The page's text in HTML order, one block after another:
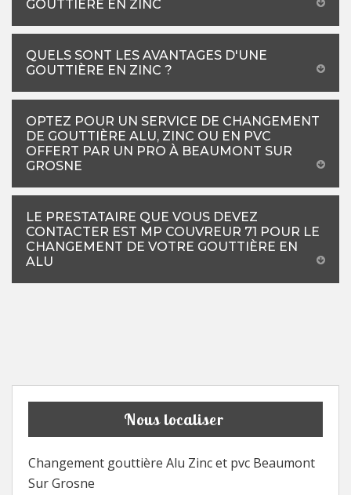
GOUTTIÈRE EN ZINC
QUELS SONT LES AVANTAGES D'UNE
GOUTTIÈRE EN ZINC ?
OPTEZ POUR UN SERVICE DE CHANGEMENT
DE GOUTTIÈRE ALU, ZINC OU EN PVC
OFFERT PAR UN PRO À BEAUMONT SUR
GROSNE
LE PRESTATAIRE QUE VOUS DEVEZ
CONTACTER EST MP COUVREUR 71 POUR LE
CHANGEMENT DE VOTRE GOUTTIÈRE EN
ALU
Nous localiser
Changement gouttière Alu Zinc et pvc Beaumont
Sur Grosne